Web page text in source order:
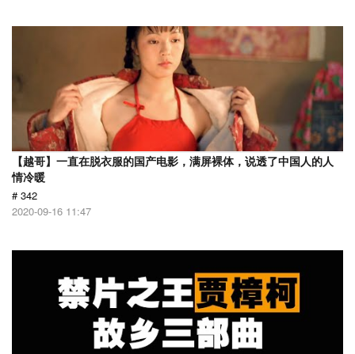
【越哥】一直在脱衣服的国产电影，满屏裸体，说透了中国人的人
情冷暖
# 342
2020-09-16 11:47